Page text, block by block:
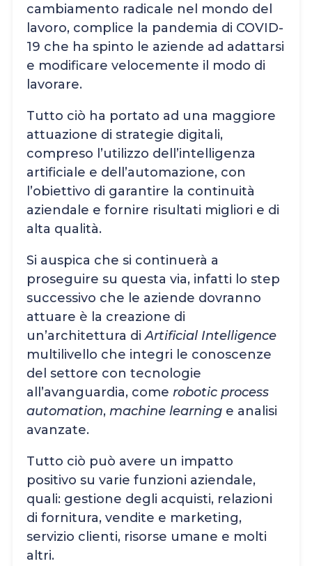
cambiamento radicale nel mondo del
lavoro, complice la pandemia di COVID-
19 che ha spinto le aziende ad adattarsi
e modificare velocemente il modo di
lavorare.
Tutto ciò ha portato ad una maggiore
attuazione di strategie digitali,
compreso l’utilizzo dell’intelligenza
artificiale e dell’automazione, con
l’obiettivo di garantire la continuità
aziendale e fornire risultati migliori e di
alta qualità.
Si auspica che si continuerà a
proseguire su questa via, infatti lo step
successivo che le aziende dovranno
attuare è la creazione di
un’architettura diArtificial Intelligence
multilivello che integri le conoscenze
del settore con tecnologie
all’avanguardia, comerobotic process
automation,machine learning e analisi
avanzate.
Tutto ciò può avere un impatto
positivo su varie funzioni aziendale,
quali: gestione degli acquisti, relazioni
di fornitura, vendite e marketing,
servizio clienti, risorse umane e molti
altri.